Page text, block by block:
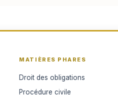
MATIÈRES PHARES
Droit des obligations
Procédure civile